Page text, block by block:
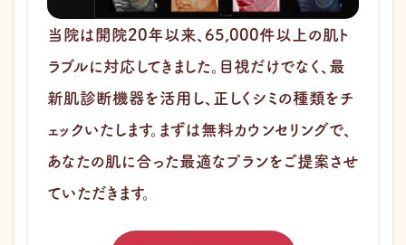
当院は開院20年以来、65,000件以上の肌ト
ラブルに対応してきました。目視だけでなく、最
新肌診断機器を活用し、正しくシミの種類をチ
ェックいたします。まずは無料カウンセリングで、
あなたの肌に合った最適なプランをご提案させ
ていただきます。